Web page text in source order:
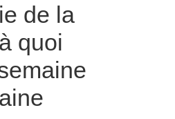
de la
quoi